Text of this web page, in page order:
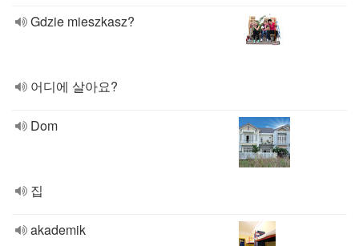
Gdzie mieszkasz?
어디에 살아요?
Dom
집
akademik